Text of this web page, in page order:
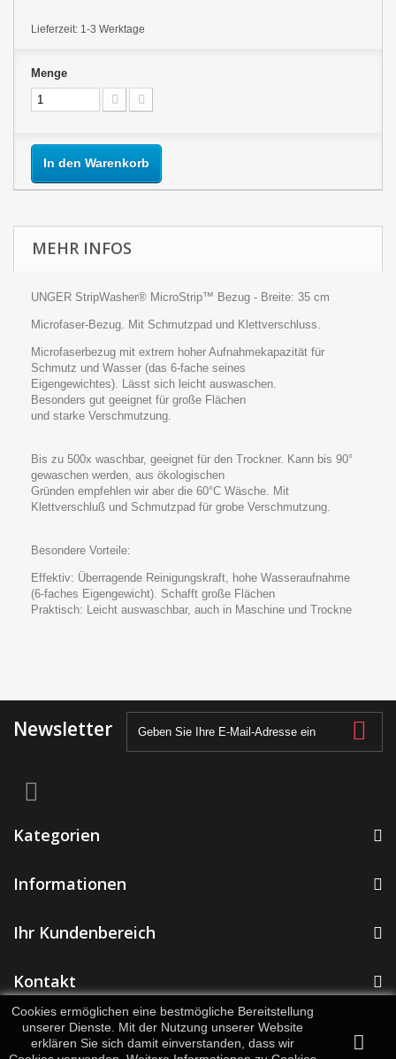
Lieferzeit: 1-3 Werktage
Menge
In den Warenkorb
MEHR INFOS
UNGER StripWasher® MicroStrip™ Bezug - Breite: 35 cm
Microfaser-Bezug. Mit Schmutzpad und Klettverschluss.
Microfaserbezug mit extrem hoher Aufnahmekapazität für
Schmutz und Wasser (das 6-fache seines
Eigengewichtes). Lässt sich leicht auswaschen.
Besonders gut geeignet für große Flächen
und starke Verschmutzung.
Bis zu 500x waschbar, geeignet für den Trockner. Kann bis 90°
gewaschen werden, aus ökologischen
Gründen empfehlen wir aber die 60°C Wäsche. Mit
Klettverschluß und Schmutzpad für grobe Verschmutzung.
Besondere Vorteile:
Effektiv: Überragende Reinigungskraft, hohe Wasseraufnahme
(6-faches Eigengewicht). Schafft große Flächen
Praktisch: Leicht auswaschbar, auch in Maschine und Trockne
Newsletter
Kategorien
Informationen
Ihr Kundenbereich
Kontakt
Cookies ermöglichen eine bestmögliche Bereitstellung
unserer Dienste. Mit der Nutzung unserer Website
erklären Sie sich damit einverstanden, dass wir